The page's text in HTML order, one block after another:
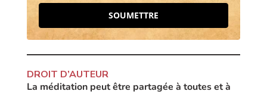
SOUMETTRE
DROIT D’AUTEUR
La méditation peut être partagée à toutes et à